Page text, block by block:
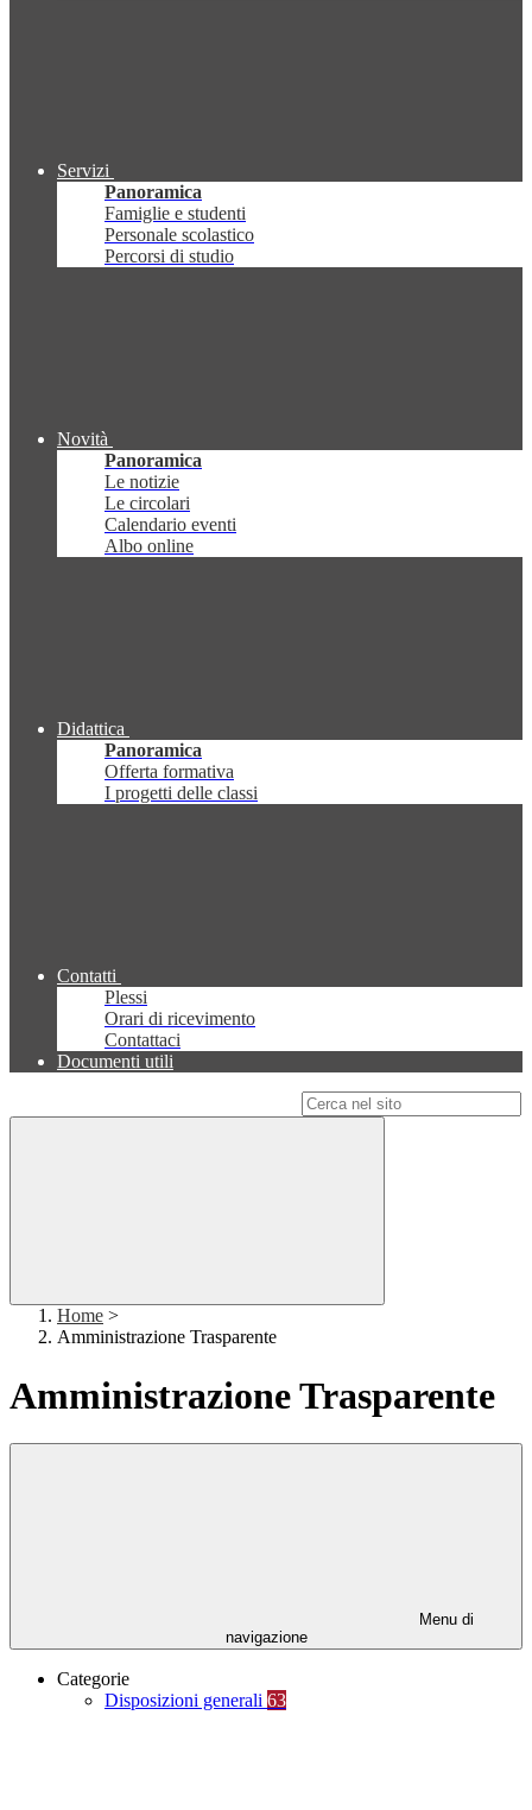
Servizi
Panoramica
Famiglie e studenti
Personale scolastico
Percorsi di studio
Novità
Panoramica
Le notizie
Le circolari
Calendario eventi
Albo online
Didattica
Panoramica
Offerta formativa
I progetti delle classi
Contatti
Plessi
Orari di ricevimento
Contattaci
Documenti utili
Home >
Amministrazione Trasparente
Amministrazione Trasparente
Menu di
navigazione
Categorie
Disposizioni generali 63